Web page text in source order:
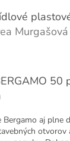
produktu je 5 z 5
Murgašová
produktu je 5 z 5
Bergamo aj plne